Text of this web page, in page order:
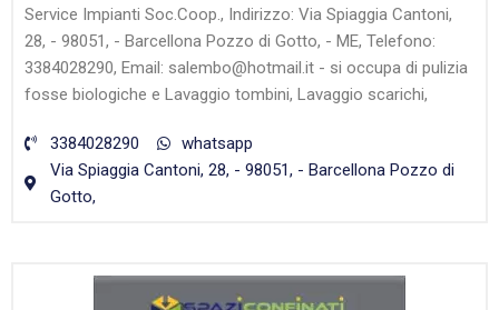
Service Impianti Soc.Coop., Indirizzo: Via Spiaggia Cantoni,
28, - 98051, - Barcellona Pozzo di Gotto, - ME, Telefono:
3384028290, Email: salembo@hotmail.it - si occupa di pulizia
fosse biologiche e Lavaggio tombini, Lavaggio scarichi,
3384028290
whatsapp
Via Spiaggia Cantoni, 28, - 98051, - Barcellona Pozzo di
Gotto,